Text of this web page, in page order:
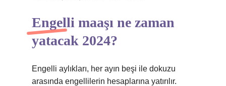
Engelli maaşı ne zaman
yatacak 2024?
Engelli aylıkları, her ayın beşi ile dokuzu
arasında engellilerin hesaplarına yatırılır.